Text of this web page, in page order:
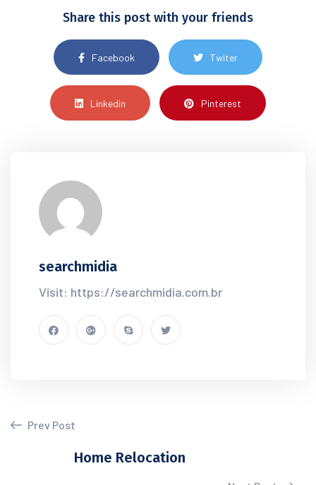
Share this post with your friends
Facebook Twiter
Linkedin Pinterest
searchmidia
Visit: https://searchmidia.com.br
Prev Post
Home Relocation